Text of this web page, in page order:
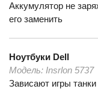
Аккумулятор не
его заменить
Ноутбуки Dell
Модель: Insrlon 5737
Зависают игры